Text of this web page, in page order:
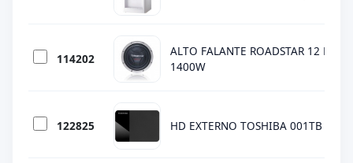
114202
ALTO FALANTE ROADSTAR 12 POL
1400W
122825 HD EXTERNO TOSHIBA 001TB BLK